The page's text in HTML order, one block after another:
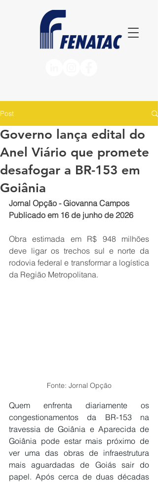
Post
Governo lança edital do
Anel Viário que promete
desafogar a BR-153 em
Goiânia
Jornal Opção - Giovanna Campos
Publicado em 16 de junho de 2026
Obra estimada em R$ 948 milhões
deve ligar os trechos sul e norte da
rodovia federal e transformar a logística
da Região Metropolitana.
Fonte: Jornal Opção
Quem enfrenta diariamente os
congestionamentos da BR-153 na
travessia de Goiânia e Aparecida de
Goiânia pode estar mais próximo de
ver uma das obras de infraestrutura
mais aguardadas de Goiás sair do
papel. Após cerca de duas décadas